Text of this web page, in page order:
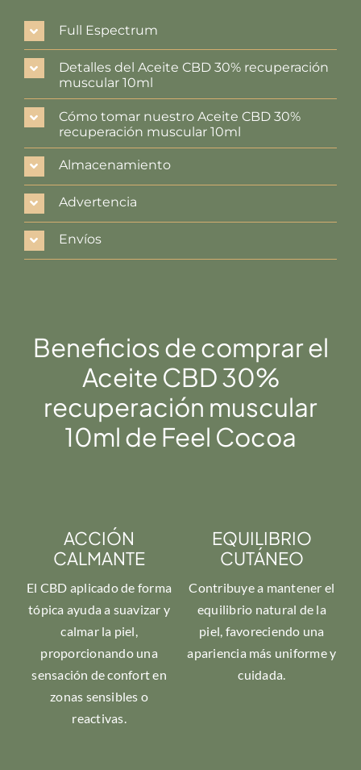
Full Espectrum
Detalles del Aceite CBD 30% recuperación
muscular 10ml
Cómo tomar nuestro Aceite CBD 30%
recuperación muscular 10ml
Almacenamiento
Advertencia
Envíos
Beneficios de comprar el
Aceite CBD 30%
recuperación muscular
10ml de Feel Cocoa
ACCIÓN
CALMANTE
El CBD aplicado de forma
tópica ayuda a suavizar y
calmar la piel,
proporcionando una
sensación de confort en
zonas sensibles o
reactivas.
EQUILIBRIO
CUTÁNEO
Contribuye a mantener el
equilibrio natural de la
piel, favoreciendo una
apariencia más uniforme y
cuidada.